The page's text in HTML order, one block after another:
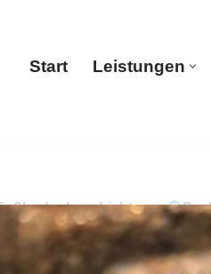
Start Leistungen
Haben Sie gesucht:
Boden-Verleger. Ihr